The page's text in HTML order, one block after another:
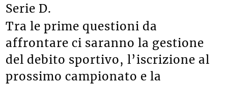
Serie D.
Tra le prime questioni da
affrontare ci saranno la gestione
del debito sportivo, l’iscrizione al
prossimo campionato e la